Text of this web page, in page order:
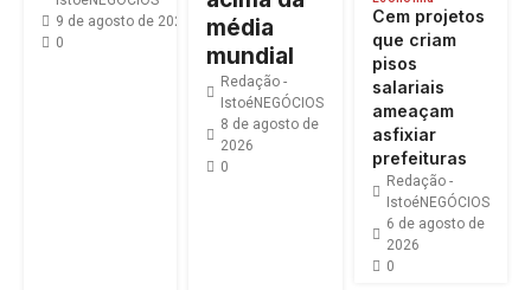
9 de agosto de 2026
0
média
mundial
Redação -
IstoéNEGÓCIOS
8 de agosto de
2026
0
Cem projetos
que criam
pisos
salariais
ameaçam
asfixiar
prefeituras
Redação -
IstoéNEGÓCIOS
6 de agosto de
2026
0